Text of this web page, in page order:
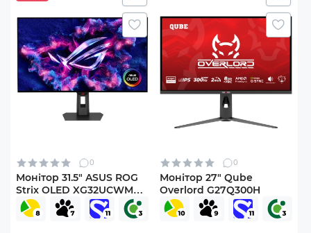
0
Монітор 31.5" ASUS ROG
Strix OLED XG32UCWMG
(90LM0BW0-B01371)
0
Монітор 27" Qube
Overlord G27Q300H